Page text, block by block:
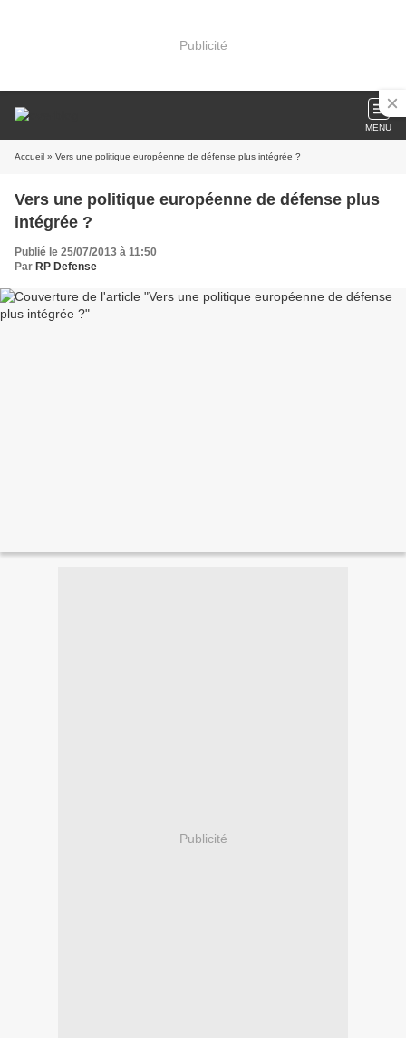
Publicité
MENU
Accueil » Vers une politique européenne de défense plus intégrée ?
Vers une politique européenne de défense plus
intégrée ?
Publié le 25/07/2013 à 11:50
Par RP Defense
Publicité